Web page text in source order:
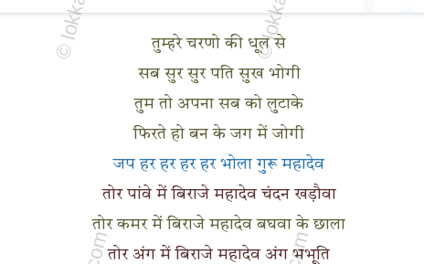
तुम्हरे चरणो की धूल से
सब सुर सुर पति सुख भोगी
तुम तो अपना सब को लुटाके
फिरते हो बन के जग में जोगी
जप हर हर हर हर भोला गुरू महादेव
तोर पांवे में बिराजे महादेव चंदन खड़ौवा
तोर कमर में बिराजे महादेव बघवा के छाला
तोर अंग में बिराजे महादेव अंग भभूति